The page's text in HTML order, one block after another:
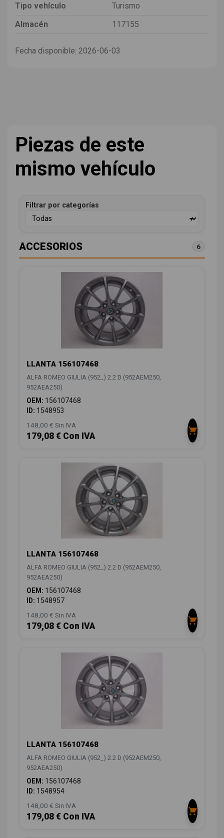
Tipo vehículo
Turismo
Almacén
117155
Fecha disponible: 2026-06-03
Piezas de este
mismo vehículo
Filtrar por categorías
ACCESORIOS 6
LLANTA 156107468
ALFA ROMEO GIULIA (952_) 2.2 D (952AEM250,
952AEA250)
OEM: 156107468
ID: 1548953
148,00 € Sin IVA
179,08 € Con IVA
LLANTA 156107468
ALFA ROMEO GIULIA (952_) 2.2 D (952AEM250,
952AEA250)
OEM: 156107468
ID: 1548957
148,00 € Sin IVA
179,08 € Con IVA
LLANTA 156107468
ALFA ROMEO GIULIA (952_) 2.2 D (952AEM250,
952AEA250)
OEM: 156107468
ID: 1548954
148,00 € Sin IVA
179,08 € Con IVA